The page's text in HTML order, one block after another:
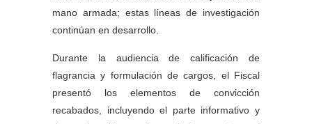
mano armada; estas líneas de investigación
continúan en desarrollo.
Durante la audiencia de calificación de
flagrancia y formulación de cargos, el Fiscal
presentó los elementos de convicción
recabados, incluyendo el parte informativo y